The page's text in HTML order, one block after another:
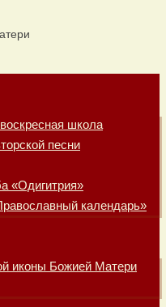
школа
песни
«Одигитрия»
календарь»
иконы Божией Матери